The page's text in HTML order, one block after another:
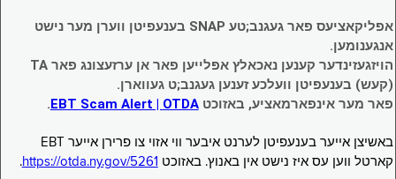
אפליקאציעס פאר געגנב;טע SNAP בענעפיטן ווערן מער נישט
אנגענומען.
הויזגעזינדער קענען נאכאלץ אפּלייען פאר אן ערזעצונג פאר TA
(קעש) בענעפיטן וועלכע זענען געגנב;ט געווארן.
פאר מער אינפארמאציע, באזוכטEBT Scam Alert | OTDA
.
באשיצן אייער בענעפיטן לערנט איבער ווי אזוי צו פרירן אייער EBT
קארטל ווען עס איז נישט אין באנוץ. באזוכט https://otda.ny.gov/5261
.